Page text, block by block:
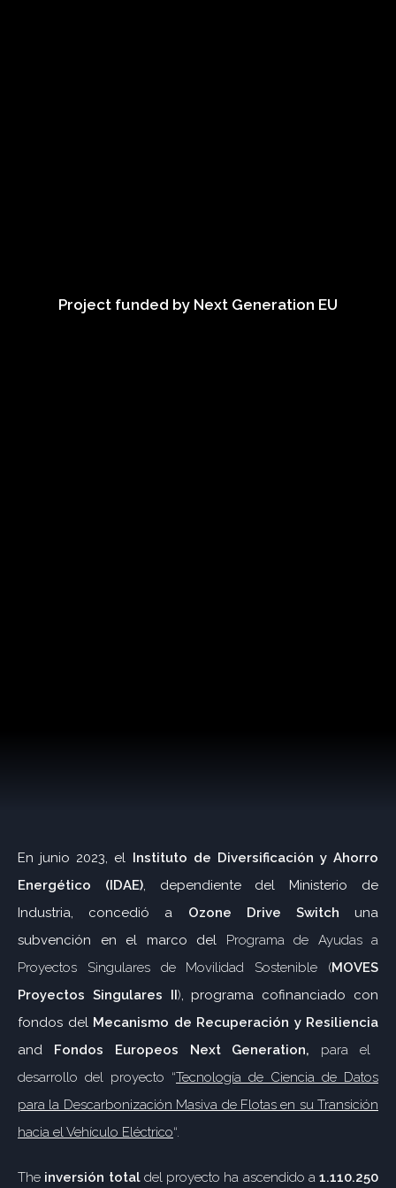
Project funded by Next Generation EU
En junio 2023, el Instituto de Diversificación y Ahorro
Energético (IDAE), dependiente del Ministerio de
Industria, concedió a Ozone Drive Switch una
subvención en el marco del Programa de Ayudas a
Proyectos Singulares de Movilidad Sostenible (MOVES
Proyectos Singulares II), programa cofinanciado con
fondos del Mecanismo de Recuperación y Resiliencia
and Fondos Europeos Next Generation, para el
desarrollo del proyecto “Tecnología de Ciencia de Datos
para la Descarbonización Masiva de Flotas en su Transición
hacia el Vehículo Eléctrico“.
The inversión totaldel proyecto ha ascendido a 1.110.250